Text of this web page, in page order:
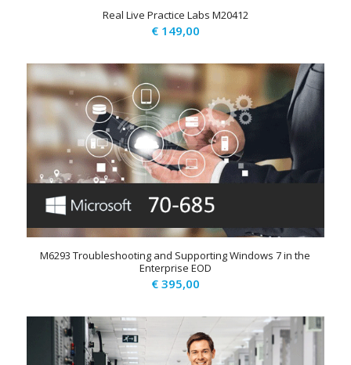
Real Live Practice Labs M20412
€149,00
M6293 Troubleshooting and Supporting Windows 7 in the
Enterprise EOD
€395,00